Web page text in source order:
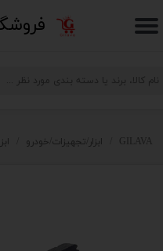
حساب کاربری من
خروج از حساب کاربری
GILAVA ابزار/تجهیزات/خودرو